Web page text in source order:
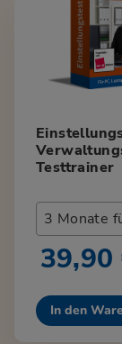
Testtrainer
3 Monate
39,90
In den